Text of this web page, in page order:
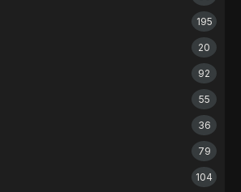
195
20
92
55
36
79
104